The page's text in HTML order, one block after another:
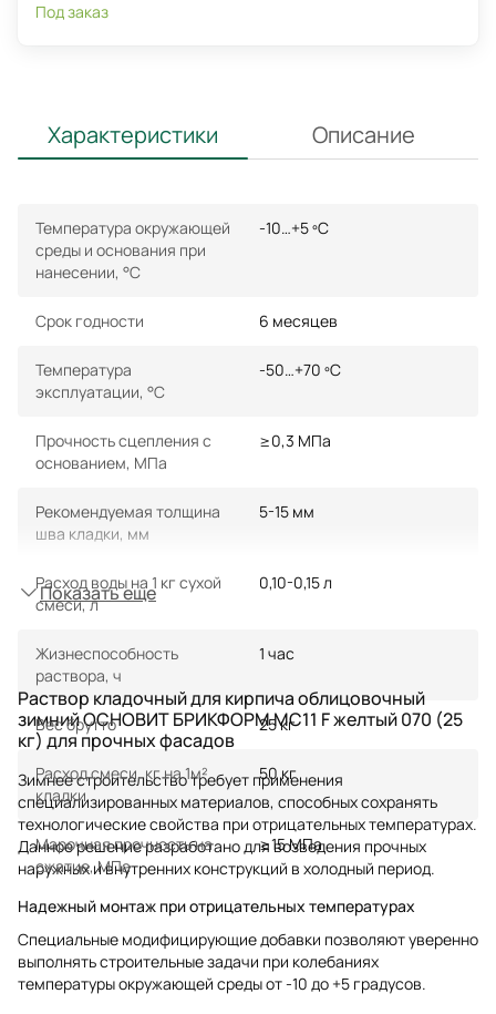
Под заказ
Характеристики Описание
Температура окружающей
среды и основания при
нанесении, °С
-10…+5 ºС
Срок годности 6 месяцев
Температура
эксплуатации, °С
-50…+70 ºС
Прочность сцепления с
основанием, МПа
≥0,3 МПа
Рекомендуемая толщина
шва кладки, мм
5-15 мм
Расход воды на 1 кг сухой
смеси, л
0,10-0,15 л
Жизнеспособность
раствора, ч
1 час
Вес брутто 25 кг
Расход смеси, кг на 1м²
кладки
50 кг
Марочная прочность на
сжатие, МПа
≥15 МПа
Показать еще
Раствор кладочный для кирпича облицовочный
зимний ОСНОВИТ БРИКФОРМ MC11 F желтый 070 (25
кг) для прочных фасадов
Зимнее строительство требует применения
специализированных материалов, способных сохранять
технологические свойства при отрицательных температурах.
Данное решение разработано для возведения прочных
наружных и внутренних конструкций в холодный период.
Надежный монтаж при отрицательных температурах
Специальные модифицирующие добавки позволяют уверенно
выполнять строительные задачи при колебаниях
температуры окружающей среды от -10 до +5 градусов.